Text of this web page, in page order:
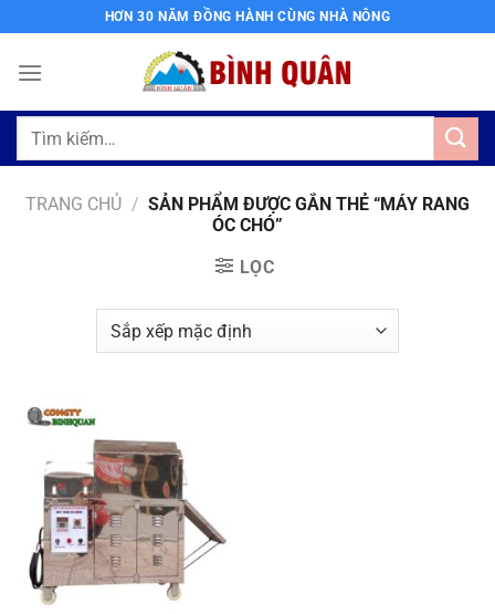
qua
nội
HƠN 30 NĂM ĐỒNG HÀNH CÙNG NHÀ NÔNG
Tìm
TRANG CHỦ / SẢN PHẨM ĐƯỢC GẮN THẺ “MÁY RANG
ÓC CHÓ”
LỌC